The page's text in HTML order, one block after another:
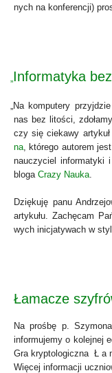
nych na kon­fe­ren­cji)
„Informatyka
„Na kom­pu­te­ry
nas bez lito­ści,
czy się cie­ka­wy arty­kuł
na, któ­re­go auto­rem
nauczy­ciel infor­ma­ty­ki
blo­ga Cra­zy Nauka.
Dzię­ku­ję panu
arty­ku­łu. Zachę­cam
wych ini­cja­ty­wach w
Łamacze
Na proś­bę p.
infor­mu­je­my o kolej­nej
Gra kryp­to­lo­gicz­na Ł
Wię­cej infor­ma­cji